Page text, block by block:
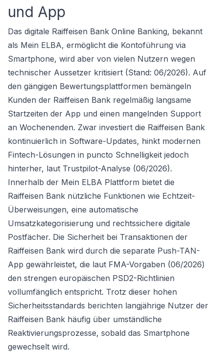
und App
Das digitale Raiffeisen Bank Online Banking, bekannt
als Mein ELBA, ermöglicht die Kontoführung via
Smartphone, wird aber von vielen Nutzern wegen
technischer Aussetzer kritisiert (Stand: 06/2026). Auf
den gängigen Bewertungsplattformen bemängeln
Kunden der Raiffeisen Bank regelmäßig langsame
Startzeiten der App und einen mangelnden Support
an Wochenenden. Zwar investiert die Raiffeisen Bank
kontinuierlich in Software-Updates, hinkt modernen
Fintech-Lösungen in puncto Schnelligkeit jedoch
hinterher, laut Trustpilot-Analyse (06/2026).
Innerhalb der Mein ELBA Plattform bietet die
Raiffeisen Bank nützliche Funktionen wie Echtzeit-
Überweisungen, eine automatische
Umsatzkategorisierung und rechtssichere digitale
Postfächer. Die Sicherheit bei Transaktionen der
Raiffeisen Bank wird durch die separate Push-TAN-
App gewährleistet, die laut FMA-Vorgaben (06/2026)
den strengen europäischen PSD2-Richtlinien
vollumfänglich entspricht. Trotz dieser hohen
Sicherheitsstandards berichten langjährige Nutzer der
Raiffeisen Bank häufig über umständliche
Reaktivierungsprozesse, sobald das Smartphone
gewechselt wird.